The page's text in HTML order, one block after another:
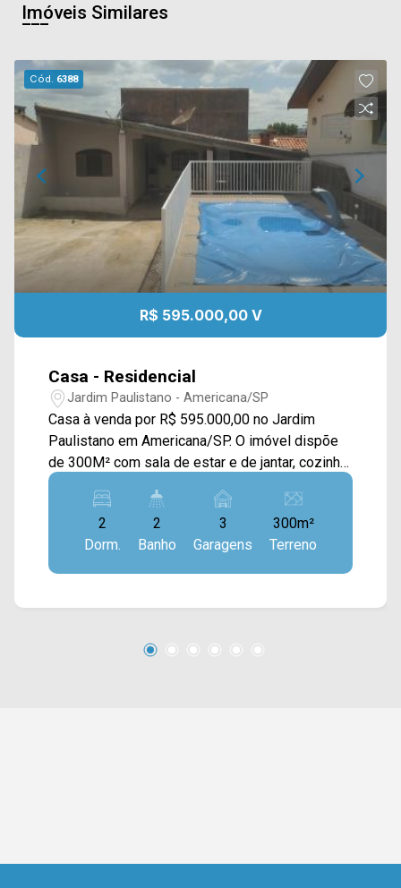
Imóveis Similares
Cód. 6388
R$ 595.000,00 V
Casa - Residencial
Jardim Paulistano - Americana/SP
Casa à venda por R$ 595.000,00 no Jardim
Paulistano em Americana/SP. O imóvel dispõe
de 300M² com sala de estar e de jantar, cozinha,
área gourmet com churrasqueira, varanda,
quintal, piscina e área de serviço. > 02
dormitórios; > 02 banheiros sociais; > 03 vagas
de garagem. Localizado em Americana, o imóvel
contém uma área com diversos comércios em
restaurantes, postos de saúde, escolas e entre
em contato com a nossa equipe de vendas e
2
Dorm.
2
Banho
3
Garagens
300m²
Terreno